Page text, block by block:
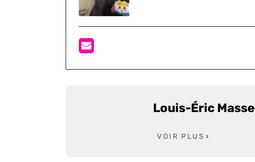
Louis-Éric Masse
VOIR PLUS